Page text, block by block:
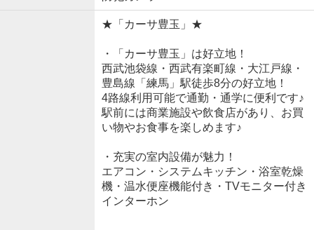
★「カーサ豊玉」★
・「カーサ豊玉」は好立地！
西武池袋線・西武有楽町線・大江戸線・
豊島線「練馬」駅徒歩8分の好立地！
4路線利用可能で通勤・通学に便利です♪
駅前には商業施設や飲食店があり、お買
い物やお食事を楽しめます♪
・充実の室内設備が魅力！
エアコン・システムキッチン・浴室乾燥
機・温水便座機能付き・TVモニター付き
インターホン